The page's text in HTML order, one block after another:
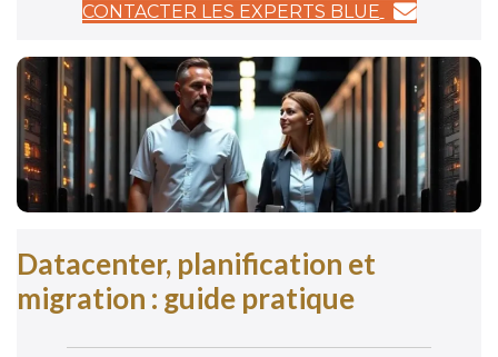
CONTACTER LES EXPERTS BLUE
Datacenter, planification et
migration : guide pratique